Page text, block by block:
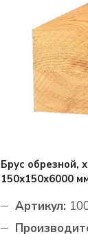
Брус обрезной,
150х150х6000
Артикул: